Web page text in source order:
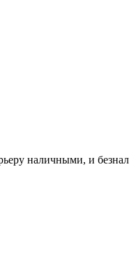
наличными, и безнал